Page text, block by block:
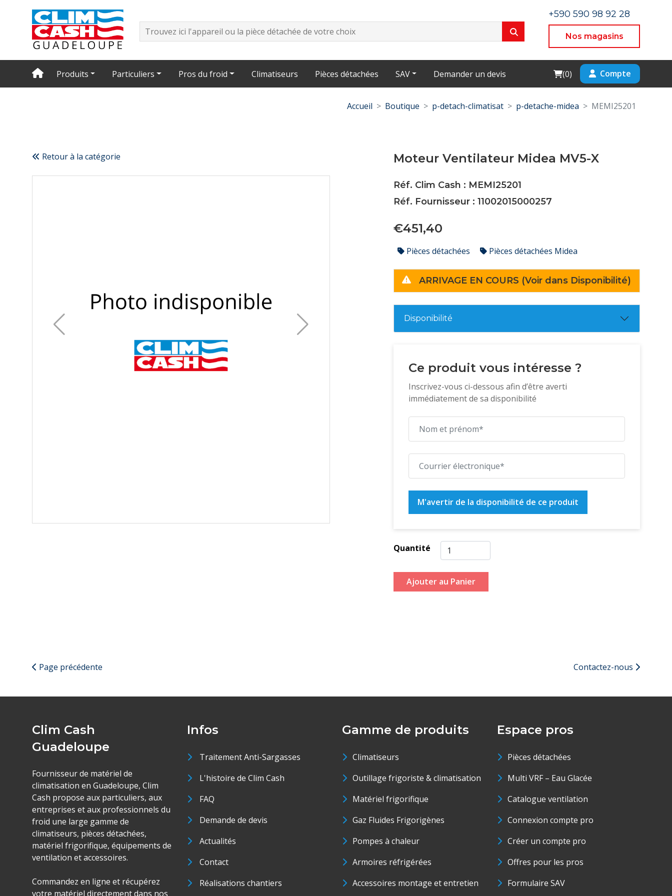
+590 590 98 92 28
Nos magasins
Produits Particuliers Pros du froid Climatiseurs Pièces détachées SAV Demander un devis Cart
(0) Compte
Accueil Boutique p-detach-climatisat p-detache-midea MEMI25201
Retour à la catégorie Moteur Ventilateur Midea MV5-X
Réf. Clim Cash : MEMI25201
Réf. Fournisseur : 11002015000257
€451,40
Pièces détachées Pièces détachées Midea
ARRIVAGE EN COURS (Voir dans Disponibilité)
Disponibilité
Ce produit vous intéresse ?
Inscrivez-vous ci-dessous afin d’être averti
immédiatement de sa disponibilité
M'avertir de la disponibilité de ce produit
Quantité
Ajouter au Panier
Page précédente Contactez-nous
Clim Cash
Guadeloupe
Fournisseur de matériel de
climatisation en Guadeloupe, Clim
Cash propose aux particuliers, aux
entreprises et aux professionnels du
froid une large gamme de
climatiseurs, pièces détachées,
matériel frigorifique, équipements de
ventilation et accessoires.
Commandez en ligne et récupérez
votre matériel directement dans nos
Infos
Traitement Anti-Sargasses
L'histoire de Clim Cash
FAQ
Demande de devis
Actualités
Contact
Réalisations chantiers
Gamme de produits
Climatiseurs
Outillage frigoriste & climatisation
Matériel frigorifique
Gaz Fluides Frigorigènes
Pompes à chaleur
Armoires réfrigérées
Accessoires montage et entretien
Espace pros
Pièces détachées
Multi VRF – Eau Glacée
Catalogue ventilation
Connexion compte pro
Créer un compte pro
Offres pour les pros
Formulaire SAV